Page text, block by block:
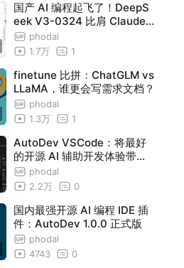
国产 AI 编程起飞了！DeepS
eek V3-0324 比肩 Claude
3.7，配合 AutoDev 2.0 等于
全自动开发
phodal
1.7万
1
finetune 比拼：ChatGLM vs
LLaMA，谁更会写需求文档？
phodal
1.3万
1
AutoDev VSCode：将最好
的开源 AI 辅助开发体验带到
VSCode
phodal
2.2万
0
国内最强开源 AI 编程 IDE 插
件：AutoDev 1.0.0 正式版
phodal
4743
0